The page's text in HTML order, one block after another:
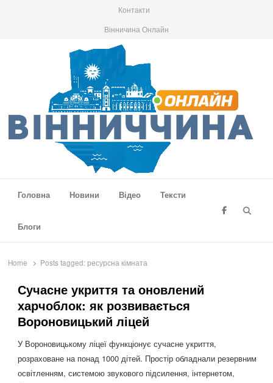
Контакти
Вінничина Онлайн
Головна
Новини Відео Тексти
Блоги
Home Posts tagged: ресурсна кімната
Сучасне укриття та оновлений
харчоблок: як розвивається
Вороновицький ліцей
У Вороновицькому ліцеї функціонує сучасне укриття,
розраховане на понад 1000 дітей. Простір обладнали резервним
освітленням, системою звукового підсилення, інтернетом,